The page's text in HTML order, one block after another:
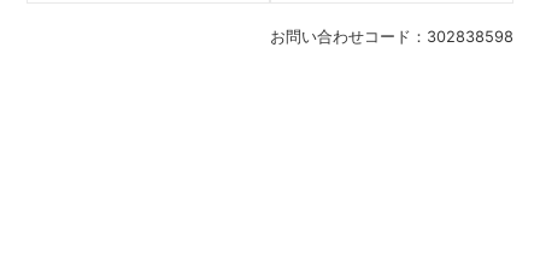
お問い合わせコード： 302838598